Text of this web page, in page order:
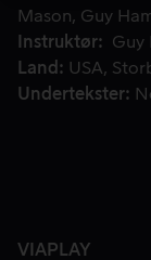
Mason
Guy
Instruktør
Guy
Land
USA
Undertekster
VIAPLAY